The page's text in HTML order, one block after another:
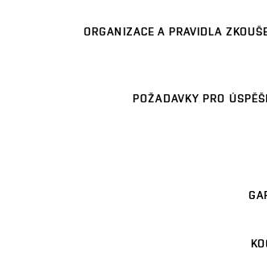
ORGANIZACE A PRAVIDLA
POŽADAVKY PRO